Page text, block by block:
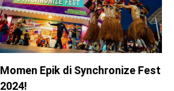
Momen Epik di Synchronize Fest
2024!